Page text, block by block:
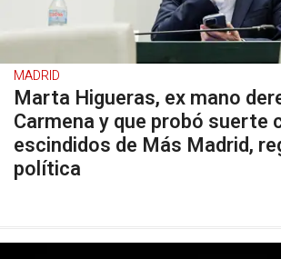
MADRID
Marta Higueras, ex mano
Carmena y que probó suerte
escindidos de Más Madrid,
política